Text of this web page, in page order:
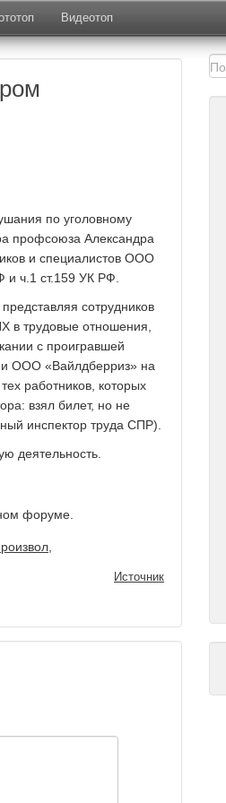
Видеотоп
по уголовному
профсоюза Александра
и специалистов ООО
ч.1 ст.159 УК РФ.
сотрудников
в трудовые отношения,
с проигравшей
ООО «Вайлдберриз» на
работников, которых
взял билет, но не
инспектор труда СПР).
деятельность.
форуме.
Источник